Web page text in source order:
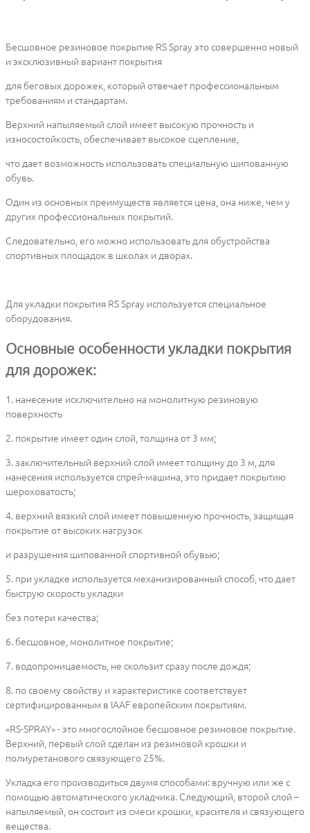
Бесшовное резиновое покрытие RS Spray это совершенно новый
и эксклюзивный вариант покрытия
для беговых дорожек, который отвечает профессиональным
требованиям и стандартам.
Верхний напыляемый слой имеет высокую прочность и
износостойкость, обеспечивает высокое сцепление,
что дает возможность использовать специальную шипованную
обувь.
Один из основных преимуществ является цена, она ниже, чем у
других профессиональных покрытий.
Следовательно, его можно использовать для обустройства
спортивных площадок в школах и дворах.
Для укладки покрытия RS Spray используется специальное
оборудования.
Основные особенности укладки покрытия
для дорожек:
1. нанесение исключительно на монолитную резиновую
поверхность
2. покрытие имеет один слой, толщина от 3 мм;
3. заключительный верхний слой имеет толщину до 3 м, для
нанесения используется спрей-машина, это придает покрытию
шероховатость;
4. верхний вязкий слой имеет повышенную прочность, защищая
покрытие от высоких нагрузок
и разрушения шипованной спортивной обувью;
5. при укладке используется механизированный способ, что дает
быструю скорость укладки
без потери качества;
6. бесшовное, монолитное покрытие;
7. водопроницаемость, не скользит сразу после дождя;
8. по своему свойству и характеристике соответствует
сертифицированным в IAAF европейским покрытиям.
«RS-SPRAY» - это многослойное бесшовное резиновое покрытие.
Верхний, первый слой сделан из резиновой крошки и
полиуретанового связующего 25%.
Укладка его производиться двумя способами: вручную или же с
помощью автоматического укладчика. Следующий, второй слой –
напыляемый, он состоит из смеси крошки, красителя и связующего
вещества.